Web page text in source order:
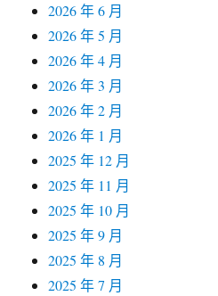
2026 年 6 月
2026 年 5 月
2026 年 4 月
2026 年 3 月
2026 年 2 月
2026 年 1 月
2025 年 12 月
2025 年 11 月
2025 年 10 月
2025 年 9 月
2025 年 8 月
2025 年 7 月